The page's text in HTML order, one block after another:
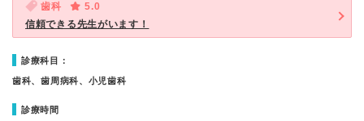
歯科
5.0
信頼できる先生がいます！
診療科目：
歯科、歯周病科、小児歯科
診療時間